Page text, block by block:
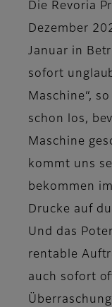
Die Revoria
Dezember
Januar in
sofort
Maschine“,
schon los,
Maschine
kommt uns
bekommen
Drucke auf
Und das
rentable
auch sofort